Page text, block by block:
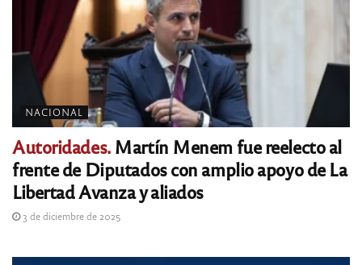
NACIONAL
Autoridades.Martín Menem fue reelecto al
frente de Diputados con amplio apoyo de La
Libertad Avanza y aliados
3 de diciembre de 2025